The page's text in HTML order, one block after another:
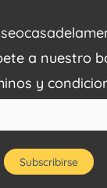
a nuestro
y